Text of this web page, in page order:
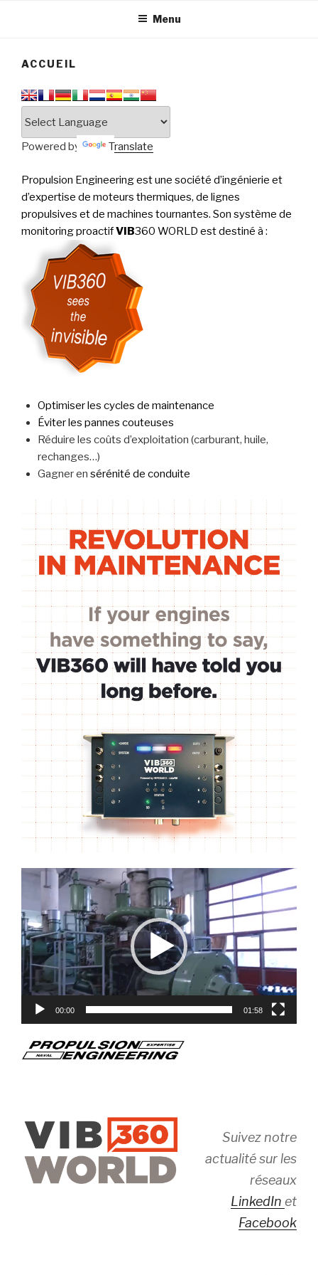
PERFORMANCE
Menu
ACCUEIL
Powered by Translate
Propulsion Engineering est une société d’ingénierie et
d’expertise de moteurs thermiques, de lignes
propulsives et de machines tournantes. Son système de
monitoring proactifVIB360 WORLD est destiné à :
Optimiser les cycles de maintenance
Éviter les pannes couteuses
Réduire les coûts d’exploitation (carburant, huile,
rechanges…)
Gagner en sérénité de conduite
Lecteur
00:00 01:58
Suivez notre
actualité sur les
réseaux
LinkedIn et
Facebook